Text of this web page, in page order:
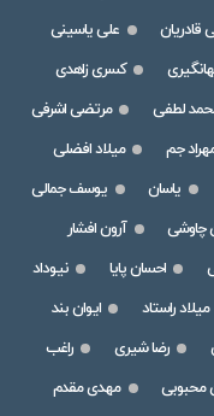
قادریان
علی یاسینی
کسری زاهدی
لطفی
مرتضی اشرفی
جم
میلاد افضلی
یاسان
یوسف جمالی
آرون افشار
احسان پایا
نیوداد
میلاد راستاد
ایوان بند
رضا شیری
راغب
مهدی مقدم